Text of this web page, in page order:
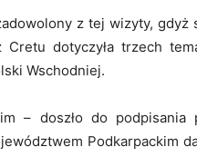
z tej wizyty,
Cretu dotyczyła trzech
Wschodniej.
– doszło do podpisania
Podkarpackim